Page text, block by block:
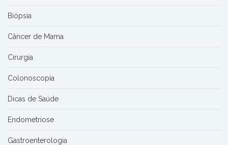
Biópsia
Câncer de Mama
Cirurgia
Colonoscopia
Dicas de Saúde
Endometriose
Gastroenterologia